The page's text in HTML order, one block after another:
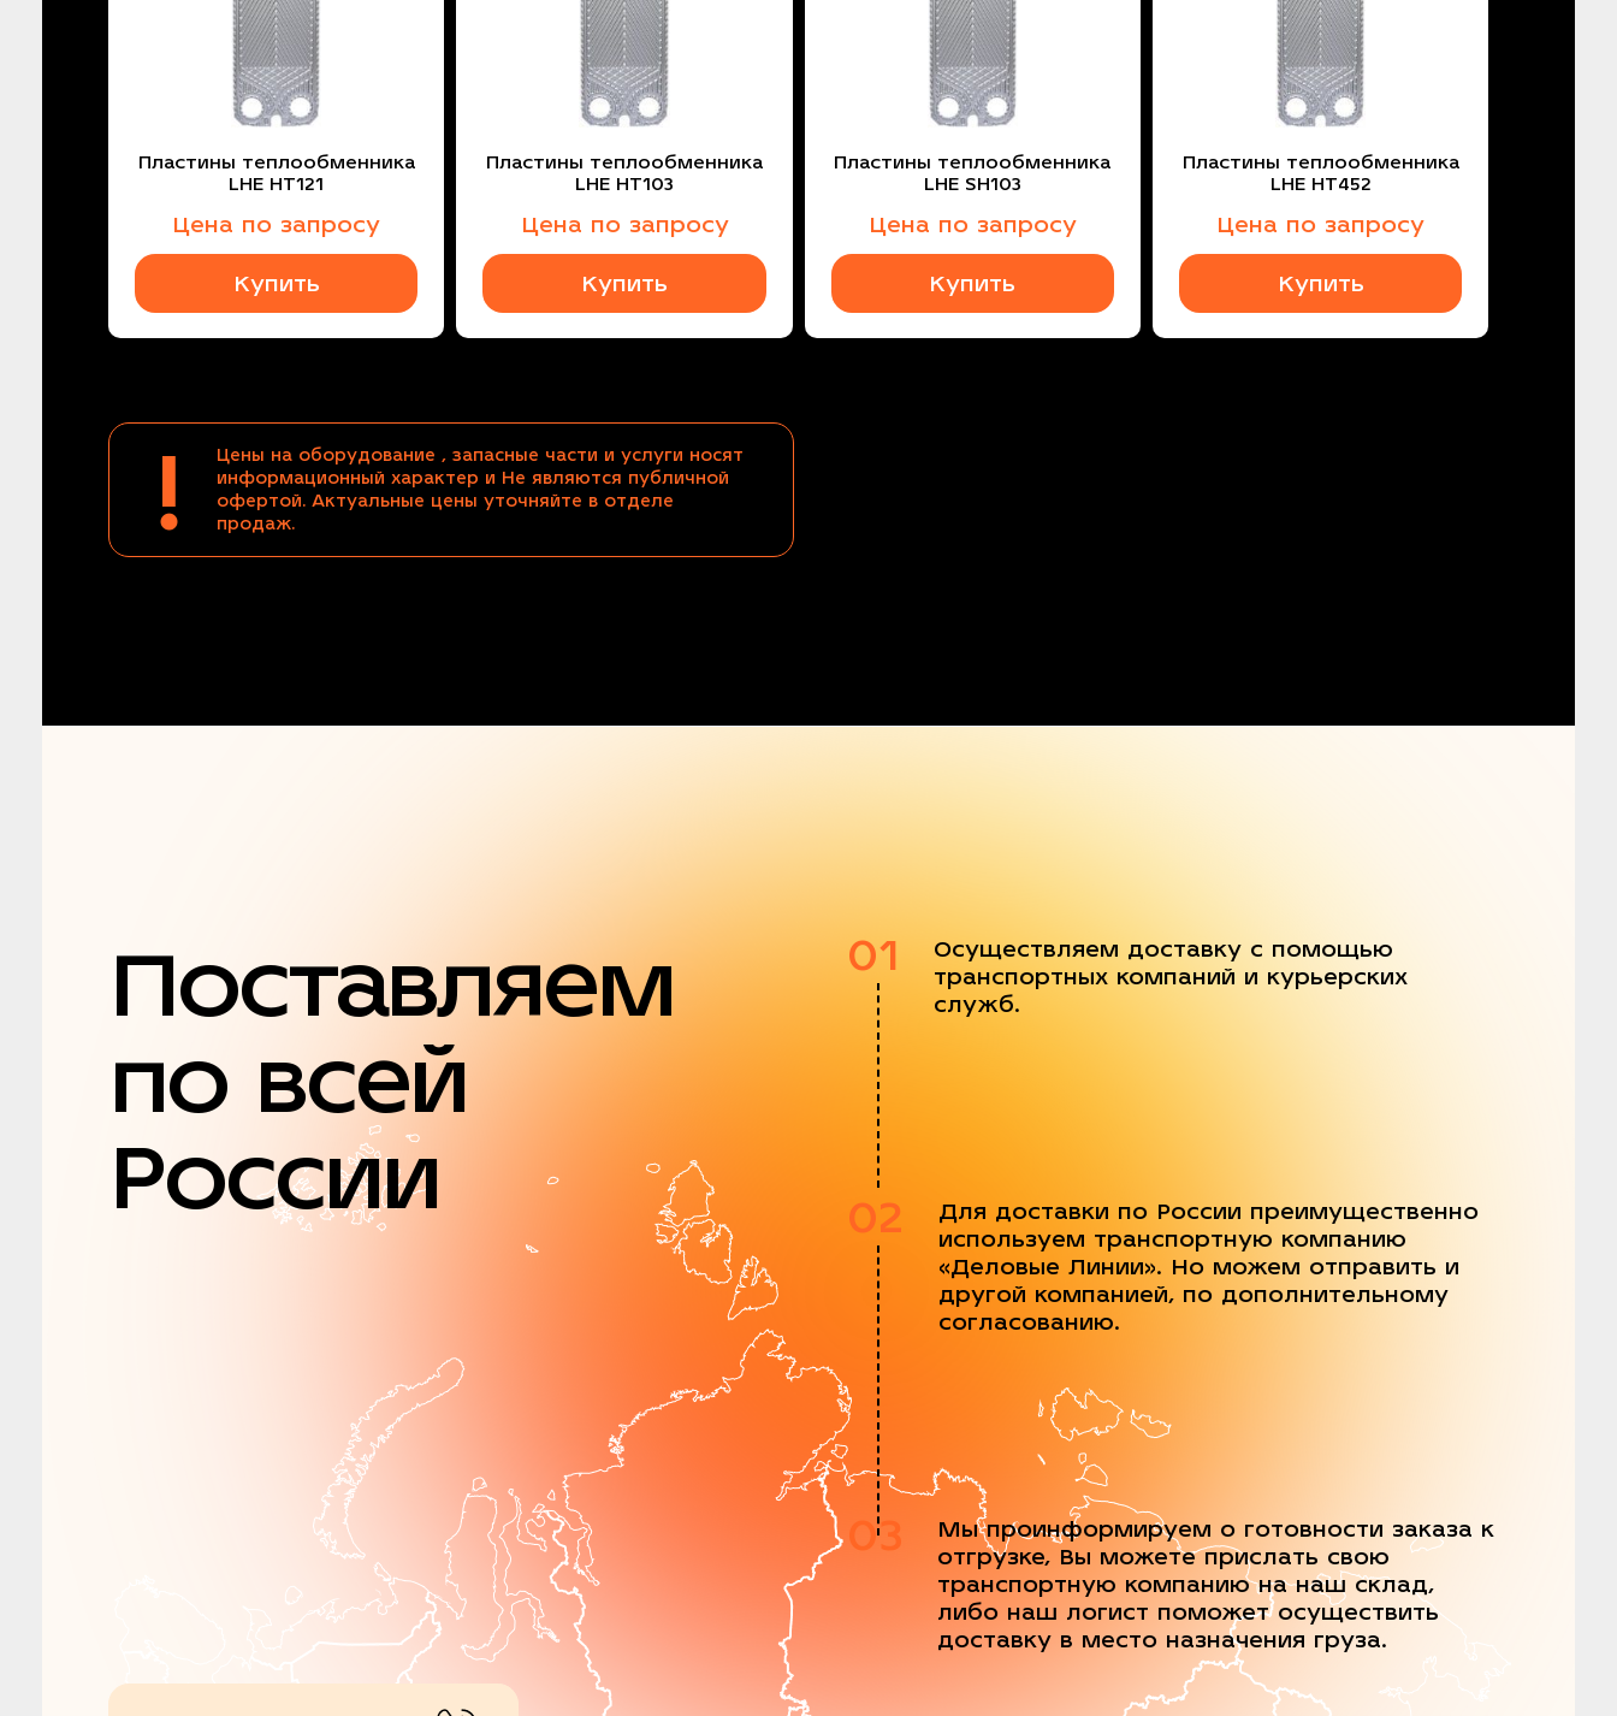
Пластины теплообменника
LHE HT121
Цена по запросу
Купить
Пластины теплообменника
LHE HT103
Цена по запросу
Купить
Пластины теплообменника
LHE SH103
Цена по запросу
Купить
Пластины теплообменника
LHE HT452
Цена по запросу
Купить
!
Цены на оборудование , запасные части и услуги носят
информационный характер и Не являются публичной
офертой. Актуальные цены уточняйте в отделе
продаж.
Поставляем
по всей
России
01
Осуществляем доставку с помощью
транспортных компаний и курьерских
служб.
02
Для доставки по России преимущественно
используем транспортную компанию
«Деловые Линии». Но можем отправить и
другой компанией, по дополнительному
согласованию.
03
Мы проинформируем о готовности заказа к
отгрузке, Вы можете прислать свою
транспортную компанию на наш склад,
либо наш логист поможет осуществить
доставку в место назначения груза.